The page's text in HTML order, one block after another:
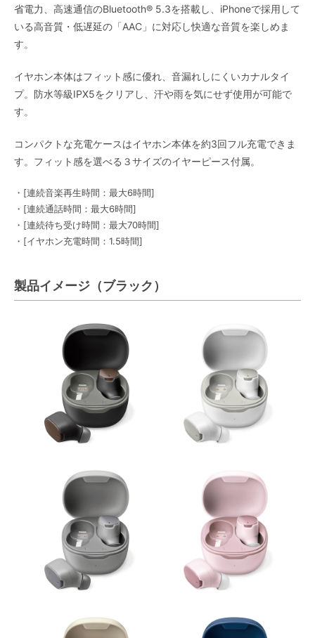
省電力、高速通信のBluetooth® 5.3を搭載し、iPhoneで採用して
いる高音質・低遅延の「AAC」に対応し快適な音質を楽しめま
す。
イヤホン本体はフィット感に優れ、音漏れしにくいカナルタイ
プ。防水等級IPX5をクリアし、汗や雨を気にせず使用が可能で
す。
コンパクトな充電ケースはイヤホン本体を約3回フル充電できま
す。フィット感を選べる３サイズのイヤーピース付属。
・[連続音楽再生時間：最大6時間]
・[連続通話時間：最大6時間]
・[連続待ち受け時間：最大70時間]
・[イヤホン充電時間：1.5時間]
製品イメージ（ブラック）